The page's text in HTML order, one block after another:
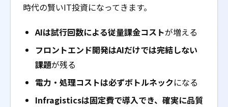
時代の賢いIT投資になってきます。
AIは試行回数による従量課金コストが増える
フロントエンド開発はAIだけでは完結しない
課題が残る
電力・処理コストは必ずボトルネックになる
Infragisticsは固定費で導入でき、確実に品質